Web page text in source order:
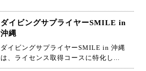
ダイビングサプライヤーSMILE in
沖縄
ダイビングサプライヤーSMILE in 沖縄
は、ライセンス取得コースに特化し...